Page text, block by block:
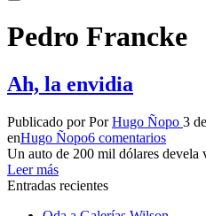
Pedro Francke
Ah, la envidia
Publicado por PorHugo Ñopo 3
enHugo Ñopo6 comentarios
Un auto de 200 mil dólares devela
Leer más
Entradas recientes